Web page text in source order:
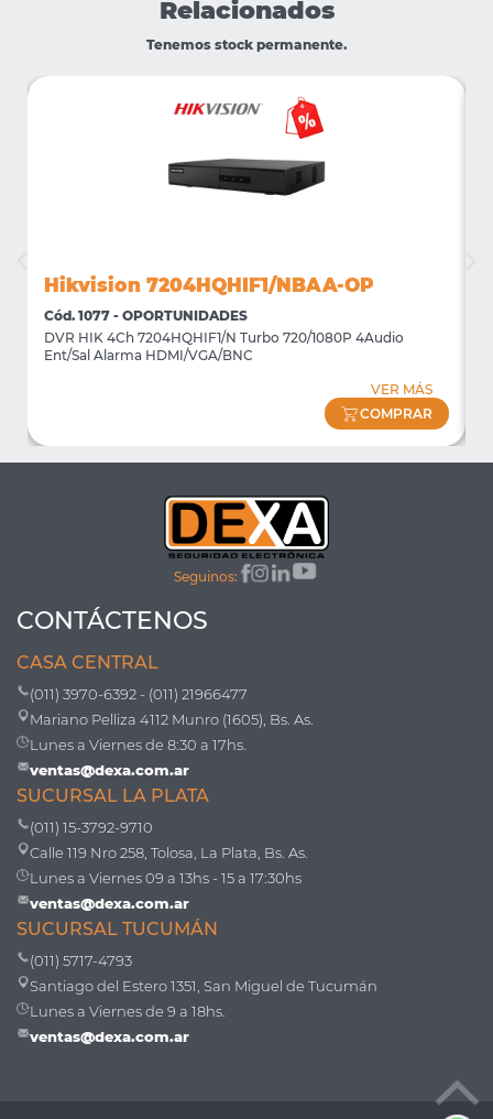
Relacionados
Tenemos stock permanente.
Hikvision 7204HQHIF1/NBAA-OP
Cód. 1077 - OPORTUNIDADES
DVR HIK 4Ch 7204HQHIF1/N Turbo 720/1080P 4Audio
Ent/Sal Alarma HDMI/VGA/BNC
VER MÁS
COMPRAR
Seguinos:
CONTÁCTENOS
CASA CENTRAL
(011) 3970-6392 - (011) 21966477
Mariano Pelliza 4112 Munro (1605), Bs. As.
Lunes a Viernes de 8:30 a 17hs.
ventas@dexa.com.ar
SUCURSAL LA PLATA
(011) 15-3792-9710
Calle 119 Nro 258, Tolosa, La Plata, Bs. As.
Lunes a Viernes 09 a 13hs - 15 a 17:30hs
ventas@dexa.com.ar
SUCURSAL TUCUMÁN
(011) 5717-4793
Santiago del Estero 1351, San Miguel de Tucumán
Lunes a Viernes de 9 a 18hs.
ventas@dexa.com.ar